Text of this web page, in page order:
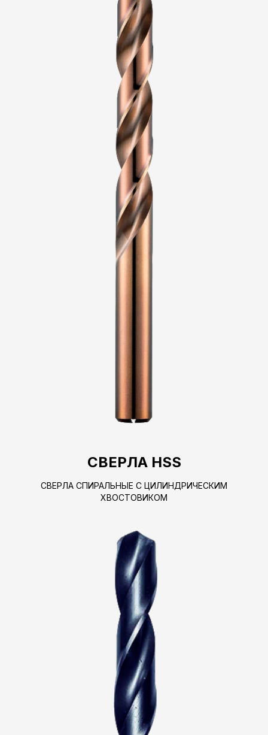
СВЕРЛА HSS
СВЕРЛА СПИРАЛЬНЫЕ С ЦИЛИНДРИЧЕСКИМ
ХВОСТОВИКОМ